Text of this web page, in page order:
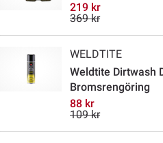
219 kr
369 kr
WELDTITE
Weldtite Dirtwash
Bromsrengöring
88 kr
109 kr